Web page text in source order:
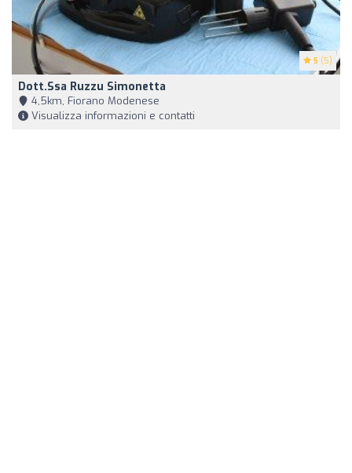
5 (5)
Dott.ssa Ruzzu Simonetta
4,5km, Fiorano Modenese
Visualizza informazioni e contatti